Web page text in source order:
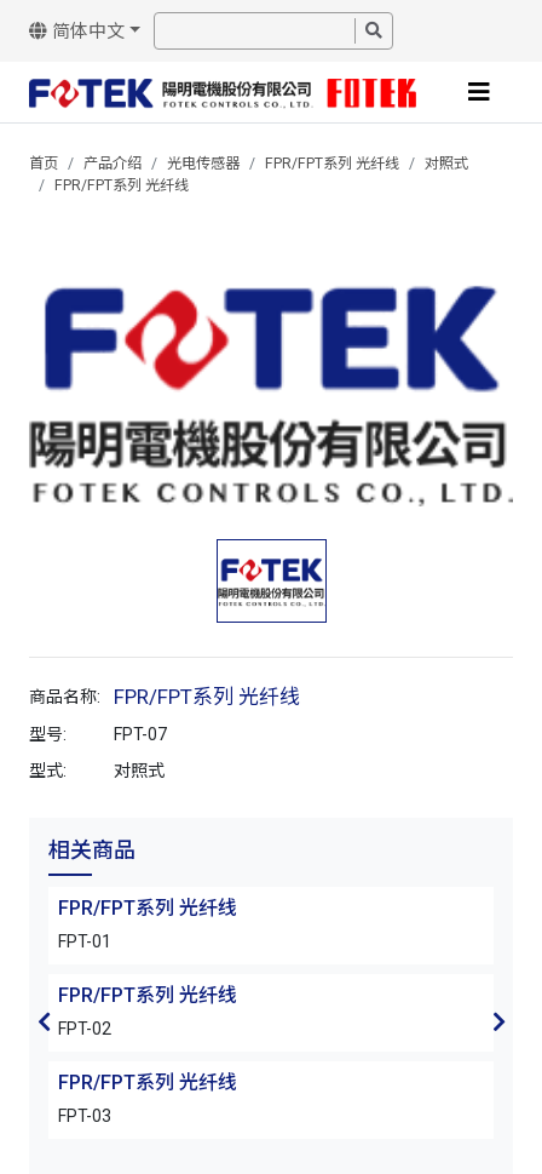
简体中文
首页 产品介绍 光电传感器 FPR/FPT系列 光纤线
对照式
FPR/FPT系列 光纤线
商品名称: FPR/FPT系列 光纤线
型号:
FPT-07
型式:
对照式
相关商品
FPR/FPT系列 光纤线
FPT-01
FPR/FPT系列 光纤线
FPT-02
FPR/FPT系列 光纤线
FPT-03
FPT-